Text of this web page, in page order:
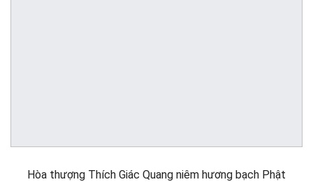
Hòa thượng Thích Giác Quang niêm hương bạch Phật